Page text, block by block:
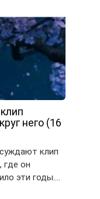
него (16
клип
где он
эти годы….